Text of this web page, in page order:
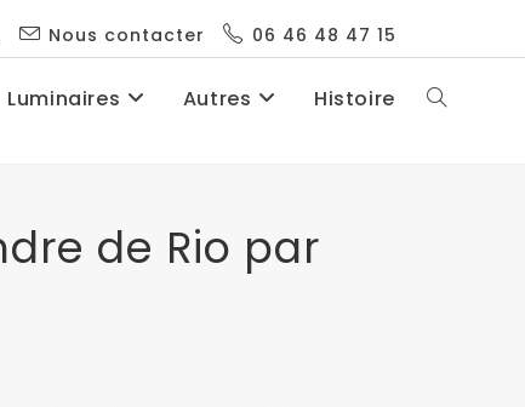
Nous contacter 06 46 48 47 15
Luminaires Autres Histoire
de Rio par